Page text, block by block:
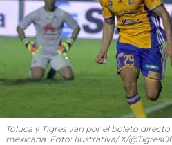
Toluca y Tigres van por el boleto
mexicana. Foto: Ilustrativa/ X/